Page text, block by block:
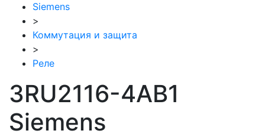
Siemens
>
Коммутация и защита
>
Реле
3RU2116-4AB1
Siemens